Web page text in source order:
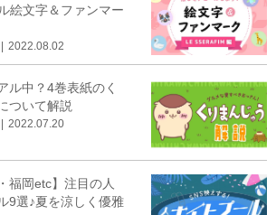
絵文字＆ファンマー
2022.08.02
ル中？4巻表紙のく
ついて解説
2022.07.20
福岡etc】注目の人
9選♪夏を涼しく優雅